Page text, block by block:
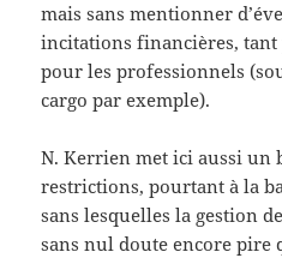
mais sans mentionner
incitations financières,
pour les professionnels
cargo par exemple).
N. Kerrien met ici aussi un
restrictions, pourtant à la
sans lesquelles la gestion
sans nul doute encore pire